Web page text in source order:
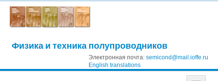
Физика и техника полупроводников
Электронная почта: semicond@mail.ioffe.ru
English translations